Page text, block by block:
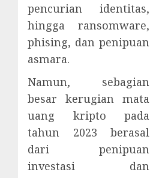
pencurian identitas,
hingga ransomware,
phising, dan penipuan
asmara.
Namun, sebagian
besar kerugian mata
uang kripto pada
tahun 2023 berasal
dari penipuan
investasi dan